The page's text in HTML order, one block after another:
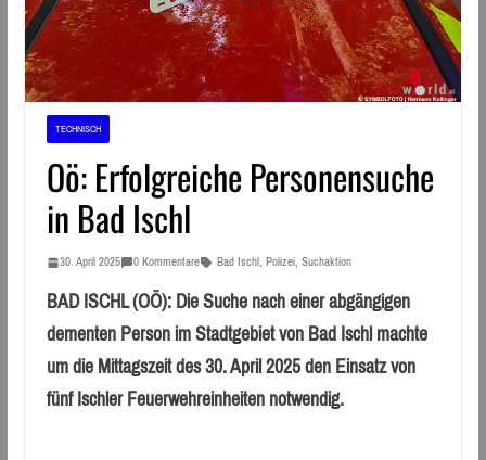
TECHNISCH
Oö: Erfolgreiche Personensuche
in Bad Ischl
30. April 2025 0 Kommentare Bad Ischl, Polizei, Suchaktion
BAD ISCHL (OÖ): Die Suche nach einer abgängigen
dementen Person im Stadtgebiet von Bad Ischl machte
um die Mittagszeit des 30. April 2025 den Einsatz von
fünf Ischler Feuerwehreinheiten notwendig.